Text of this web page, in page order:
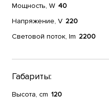
Мощность, W 40
Напряжение, V 220
Световой поток, lm 2200
Габариты:
Высота, cm 120